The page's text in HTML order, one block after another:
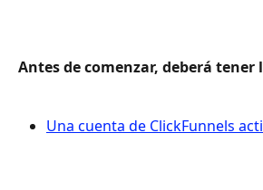
Antes de comenzar, deberá tener
Una cuenta de ClickFunnels